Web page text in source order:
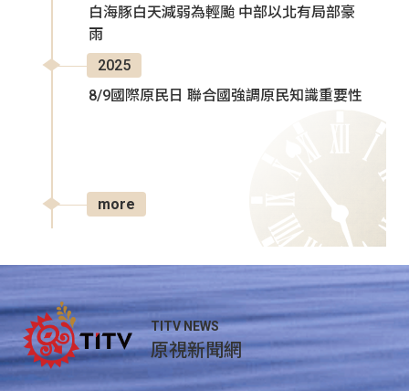
白海豚白天減弱為輕颱 中部以北有局部豪
雨
2025
8/9國際原民日 聯合國強調原民知識重要性
more
TITV NEWS
原視新聞網